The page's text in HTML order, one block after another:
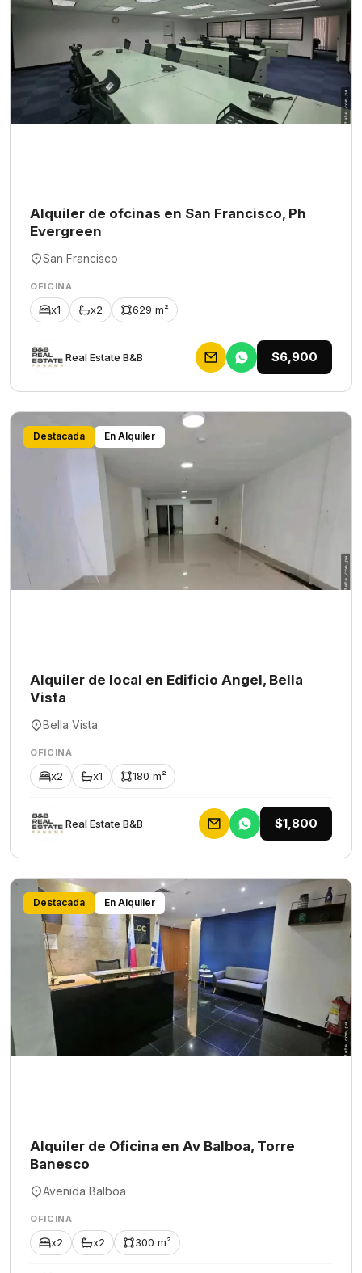
Alquiler de ofcinas en San Francisco, Ph
Evergreen
San Francisco
OFICINA
x1 x2 629 m²
Rеаl Еstаtе В&В $6,900
Destacada En Alquiler
Alquiler de local en Edificio Angel, Bella
Vista
Bella Vista
OFICINA
x2 x1 180 m²
Rеаl Еstаtе В&В $1,800
Destacada En Alquiler
Alquiler de Oficina en Av Balboa, Torre
Banesco
Avenida Balboa
OFICINA
x2 x2 300 m²